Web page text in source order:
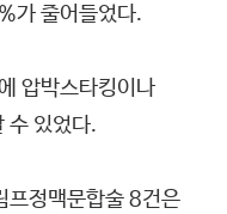
가 줄어들었다.
압박스타킹이나
수 있었다.
프정맥문합술 8건은